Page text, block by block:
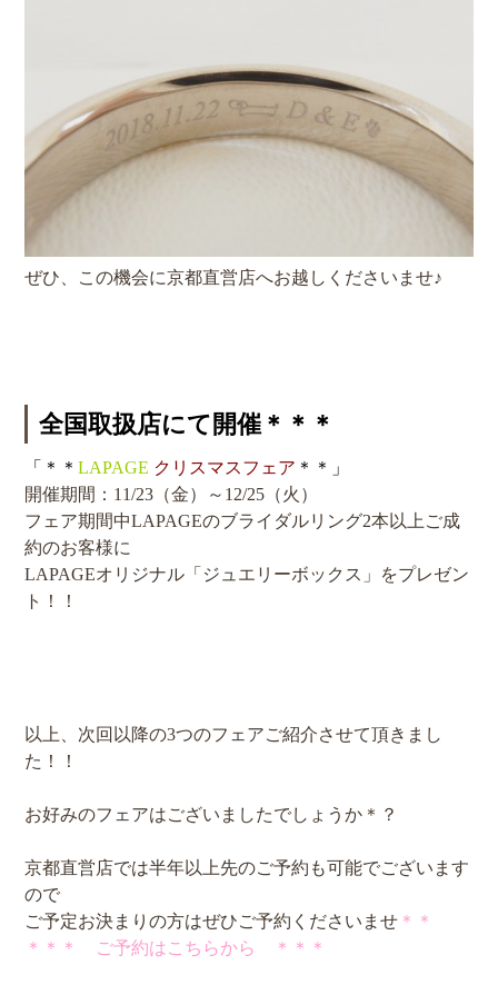
ぜひ、この機会に京都直営店へお越しくださいませ♪
全国取扱店にて開催＊＊＊
「＊＊LAPAGE クリスマスフェア ＊＊」
開催期間：11/23（金）～12/25（火）
フェア期間中LAPAGEのブライダルリング2本以上ご成
約のお客様に
LAPAGEオリジナル「ジュエリーボックス」をプレゼン
ト！！
以上、次回以降の3つのフェアご紹介させて頂きまし
た！！
お好みのフェアはございましたでしょうか＊？
京都直営店では半年以上先のご予約も可能でございます
ので
ご予定お決まりの方はぜひご予約くださいませ ＊＊
＊＊＊ ご予約はこちらから ＊＊＊